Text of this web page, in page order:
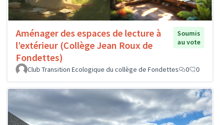
Aménager des espaces de lecture à
l’extérieur (Collège Jean Roux de
Fondettes)
Soumis
au vote
Club Transition Ecologique du collège de Fondettes 0 0